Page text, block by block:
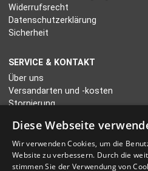
Widerrufsrecht
Datenschutzerklärung
Sicherheit
SERVICE & KONTAKT
Über uns
Versandarten und -kosten
Stornierung
ZAHLUNGSARTEN
Kreditkarte
Diese Webseite
Wir verwenden Cookies, um die
Website zu verbessern. Durch die
stimmen Sie der Verwendung von